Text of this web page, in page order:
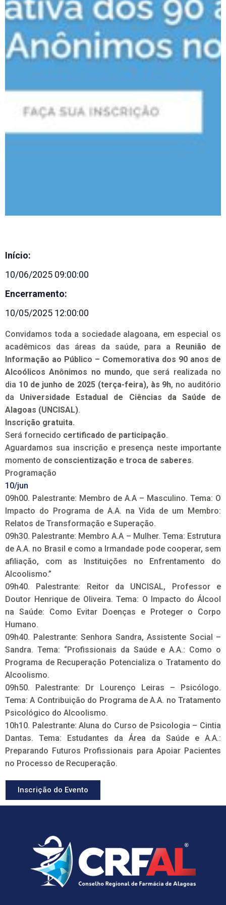
Início:
10/06/2025 09:00:00
Encerramento:
10/05/2025 12:00:00
Convidamos toda a sociedade alagoana, em especial os
acadêmicos das áreas da saúde, para a Reunião de
Informação ao Público – Comemorativa dos 90 anos de
Alcoólicos Anônimos no mundo, que será realizada no
dia 10 de junho de 2025 (terça-feira), às 9h, no auditório
da Universidade Estadual de Ciências da Saúde de
Alagoas (UNCISAL).
Inscrição gratuita.
Será fornecido certificado de participação.
Aguardamos sua inscrição e presença neste importante
momento de conscientização e troca de saberes.
Programação
10/jun
09h00. Palestrante: Membro de A.A – Masculino. Tema: O
Impacto do Programa de A.A. na Vida de um Membro:
Relatos de Transformação e Superação.
09h30. Palestrante: Membro A.A – Mulher. Tema: Estrutura
de A.A. no Brasil e como a Irmandade pode cooperar, sem
afiliação, com as Instituições no Enfrentamento do
Alcoolismo.”
09h40. Palestrante: Reitor da UNCISAL, Professor e
Doutor Henrique de Oliveira. Tema: O Impacto do Álcool
na Saúde: Como Evitar Doenças e Proteger o Corpo
Humano.
09h40. Palestrante: Senhora Sandra, Assistente Social –
Sandra. Tema: “Profissionais da Saúde e A.A.: Como o
Programa de Recuperação Potencializa o Tratamento do
Alcoolismo.
09h50. Palestrante: Dr Lourenço Leiras – Psicólogo.
Tema: A Contribuição do Programa de A.A. no Tratamento
Psicológico do Alcoolismo.
10h10. Palestrante: Aluna do Curso de Psicologia – Cintia
Dantas. Tema: Estudantes da Área da Saúde e A.A.:
Preparando Futuros Profissionais para Apoiar Pacientes
no Processo de Recuperação.
Inscrição do Evento